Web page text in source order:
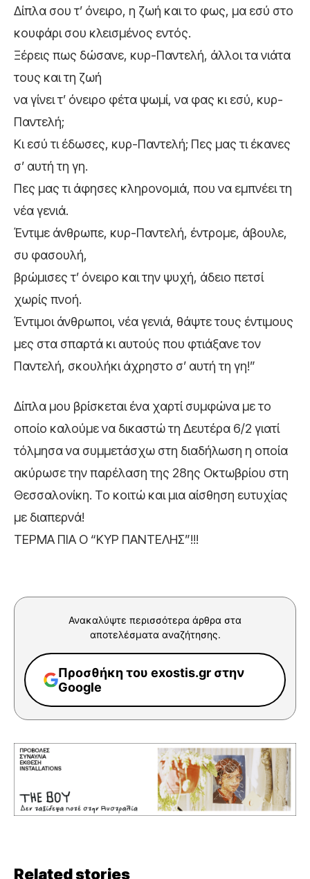
Δίπλα σου τ’ όνειρο, η ζωή και το φως, μα εσύ στο
κουφάρι σου κλεισμένος εντός.
Ξέρεις πως δώσανε, κυρ-Παντελή, άλλοι τα νιάτα
τους και τη ζωή
να γίνει τ’ όνειρο φέτα ψωμί, να φας κι εσύ, κυρ-
Παντελή;
Κι εσύ τι έδωσες, κυρ-Παντελή; Πες μας τι έκανες
σ’ αυτή τη γη.
Πες μας τι άφησες κληρονομιά, που να εμπνέει τη
νέα γενιά.
Έντιμε άνθρωπε, κυρ-Παντελή, έντρομε, άβουλε,
συ φασουλή,
βρώμισες τ’ όνειρο και την ψυχή, άδειο πετσί
χωρίς πνοή.
Έντιμοι άνθρωποι, νέα γενιά, θάψτε τους έντιμους
μες στα σπαρτά κι αυτούς που φτιάξανε τον
Παντελή, σκουλήκι άχρηστο σ’ αυτή τη γη!”
Δίπλα μου βρίσκεται ένα χαρτί συμφώνα με το
οποίο καλούμε να δικαστώ τη Δευτέρα 6/2 γιατί
τόλμησα να συμμετάσχω στη διαδήλωση η οποία
ακύρωσε την παρέλαση της 28ης Οκτωβρίου στη
Θεσσαλονίκη. Το κοιτώ και μια αίσθηση ευτυχίας
με διαπερνά!
ΤΕΡΜΑ ΠΙΑ Ο “ΚΥΡ ΠΑΝΤΕΛΗΣ”!!!
Ανακαλύψτε περισσότερα άρθρα στα
αποτελέσματα αναζήτησης.
Προσθήκη του exostis.gr στην
Google
Related stories